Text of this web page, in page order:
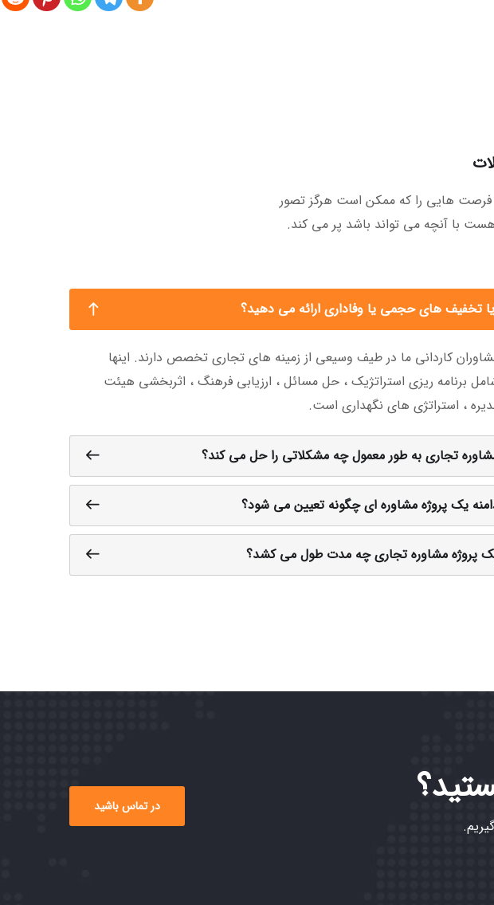
، فرصت هایی را که ممکن است هرگز تصور
با آنچه می تواند باشد پر می کند.
تخفیف های حجمی یا وفاداری ارائه می دهید؟
کاردانی ما در طیف وسیعی از زمینه های تجاری تخصص دارند. اینها
برنامه ریزی استراتژیک ، حل مسائل ، ارزیابی فرهنگ ، اثربخشی هیئت
، استراتژی های نگهداری است.
تجاری به طور معمول چه مشکلاتی را حل می کند؟
یک پروژه مشاوره ای چگونه تعیین می شود؟
پروژه مشاوره تجاری چه مدت طول می کشد؟
در تماس باشید